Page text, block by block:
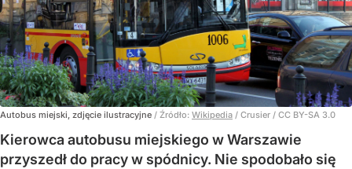
Autobus miejski, zdjęcie ilustracyjne / Źródło: Wikipedia / Crusier / CC BY-SA 3.0
Kierowca autobusu miejskiego w Warszawie
przyszedł do pracy w spódnicy. Nie spodobało się